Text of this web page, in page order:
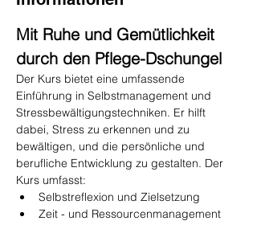
Mit Ruhe und Gemütlichkeit
durch den Pflege-Dschungel
Der Kurs bietet eine umfassende
Einführung in Selbstmanagement und
Stressbewältigungstechniken. Er hilft
dabei, Stress zu erkennen und zu
bewältigen, und die persönliche und
berufliche Entwicklung zu gestalten. Der
Kurs umfasst:
Selbstreflexion und Zielsetzung
Zeit - und Ressourcenmanagement